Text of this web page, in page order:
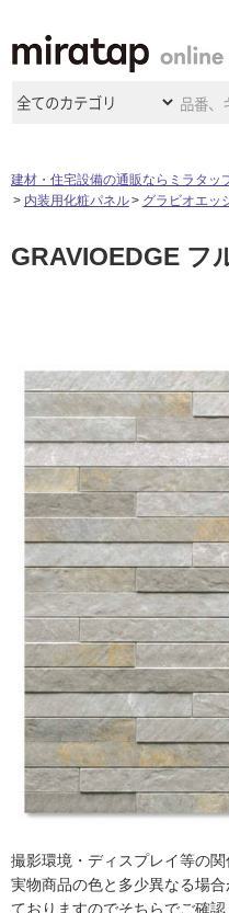
商品
ウッドデッキ
収納
照明
内装用建材
ロートアイアン
メンテナンス・施工材
施
施工事例
店舗・施設事例
ショ
大阪ショールーム
名古屋ショールーム
福岡ショールーム
横浜スマートショール
ム
ご利用ガイド
よくある質問
修理お問い合わせ
説明書・図面検索
お役立ち情報
ミラタップチャンネル
その
ミラタップと創る家
ASOLIE
自分らしい家づくり
SUVACO
建材・住宅設備の通販ならミラタッ
内装用化粧パネル
グラビオエッ
GRAVIOEDGE フ
撮影環境・ディスプレイ等の
実物商品の色と多少異なる場
ておりますのでそちらでご確認